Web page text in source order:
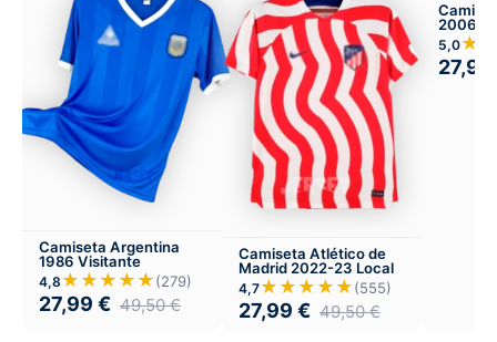
Camiseta Argentina
1986 Visitante
4,8 ★★★★★(279)
27,99 € 49,50€
Camiseta Atlético de
Madrid 2022-23 Local
4,7★★★★★(555)
27,99 € 49,50€
2006-
5,0
27,99